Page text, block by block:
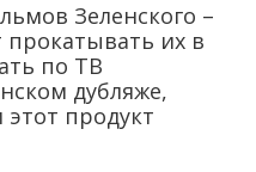
Зеленского –
их в
по ТВ
дубляже,
продукт